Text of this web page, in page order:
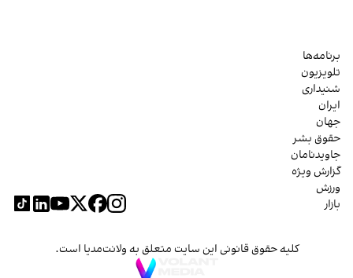
برنامه‌ها
تلویزیون
شنیداری
ایران
جهان
حقوق بشر
جاویدنامان
گزارش ویژه
ورزش
بازار
کلیه حقوق قانونی این سایت متعلق به ولانت‌مدیا است.